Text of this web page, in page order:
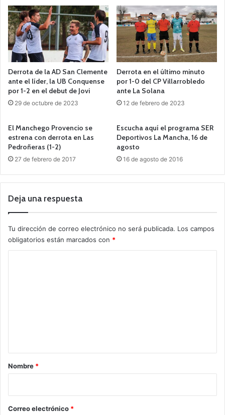
Derrota de la AD San Clemente
ante el líder, la UB Conquense
por 1-2 en el debut de Jovi
29 de octubre de 2023
Derrota en el último minuto
por 1-0 del CP Villarrobledo
ante La Solana
12 de febrero de 2023
El Manchego Provencio se
estrena con derrota en Las
Pedroñeras (1-2)
27 de febrero de 2017
Escucha aquí el programa SER
Deportivos La Mancha, 16 de
agosto
16 de agosto de 2016
Deja una respuesta
Tu dirección de correo electrónico no será publicada. Los campos
obligatorios están marcados con *
r
*
Nombre *
Correo electrónico *